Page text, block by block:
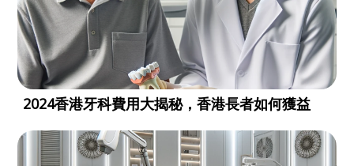
2024香港牙科費用大揭秘，香港長者如何獲益